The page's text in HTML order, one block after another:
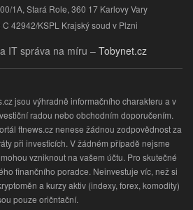
1A, Stará Role, 360 17 Karlovy Vary
C 42942/KSPL Krajský soud v Plzni
IT správa na míru –Tobynet.cz
jsou výhradně informačního charakteru a v
radou nebo obchodním doporučením.
ftnews.cz nenese žádnou zodpovědnost za
při investicích. V žádném případě nejsme
vzniknout na vašem účtu. Pro skutečné
finančního poradce. Neinvestuje víc, než si
a kurzy aktiv (indexy, forex, komodity)
pouze oričntační.